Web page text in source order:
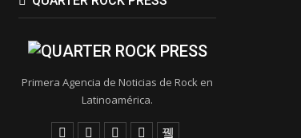
Primera Agencia de Noticias de Rock en
Latinoamérica.